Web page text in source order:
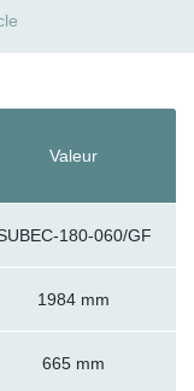
Valeur
180-060/GF
1984 mm
665 mm